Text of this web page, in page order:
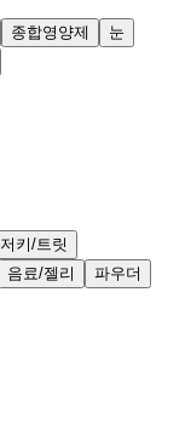
종합영양제
눈
저키/트릿
음료/젤리 파우더